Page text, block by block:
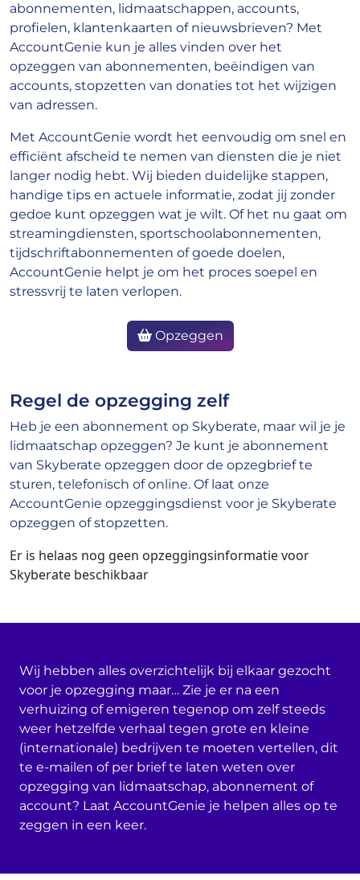
abonnementen, lidmaatschappen, accounts,
profielen, klantenkaarten of nieuwsbrieven? Met
AccountGenie kun je alles vinden over het
opzeggen van abonnementen, beëindigen van
accounts, stopzetten van donaties tot het wijzigen
van adressen.
Met AccountGenie wordt het eenvoudig om snel en
efficiënt afscheid te nemen van diensten die je niet
langer nodig hebt. Wij bieden duidelijke stappen,
handige tips en actuele informatie, zodat jij zonder
gedoe kunt opzeggen wat je wilt. Of het nu gaat om
streamingdiensten, sportschoolabonnementen,
tijdschriftabonnementen of goede doelen,
AccountGenie helpt je om het proces soepel en
stressvrij te laten verlopen.
Opzeggen
Regel de opzegging zelf
Heb je een abonnement op Skyberate, maar wil je je
lidmaatschap opzeggen? Je kunt je abonnement
van Skyberate opzeggen door de opzegbrief te
sturen, telefonisch of online. Of laat onze
AccountGenie opzeggingsdienst voor je Skyberate
opzeggen of stopzetten.
Er is helaas nog geen opzeggingsinformatie voor
Skyberate beschikbaar
Wij hebben alles overzichtelijk bij elkaar gezocht
voor je opzegging maar… Zie je er na een
verhuizing of emigeren tegenop om zelf steeds
weer hetzelfde verhaal tegen grote en kleine
(internationale) bedrijven te moeten vertellen, dit
te e-mailen of per brief te laten weten over
opzegging van lidmaatschap, abonnement of
account? Laat AccountGenie je helpen alles op te
zeggen in een keer.